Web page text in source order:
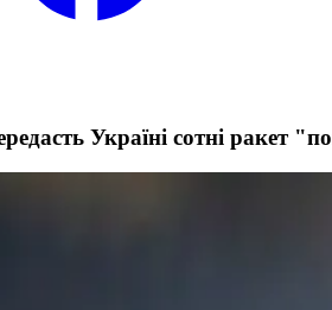
Україні сотні ракет